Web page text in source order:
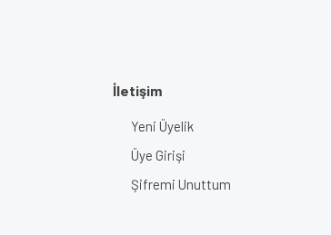
İletişim
Yeni Üyelik
Üye Girişi
Şifremi Unuttum